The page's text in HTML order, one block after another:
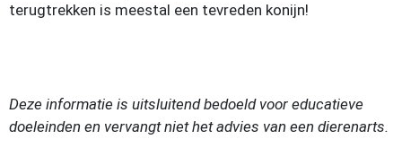
terugtrekken is meestal een tevreden konijn!
Deze informatie is uitsluitend bedoeld voor educatieve
doeleinden en vervangt niet het advies van een dierenarts.